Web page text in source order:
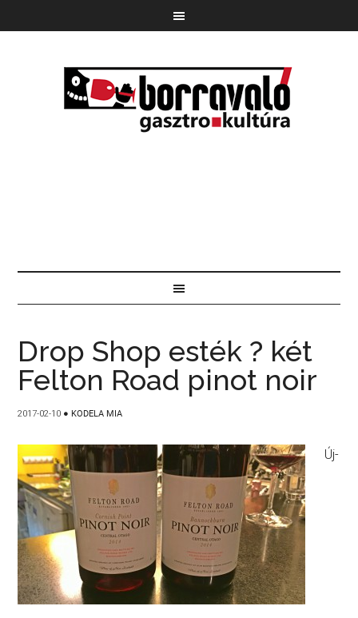
Drop Shop esték ? két
Felton Road pinot noir
2017-02-10 ● KODELA MIA
Új-